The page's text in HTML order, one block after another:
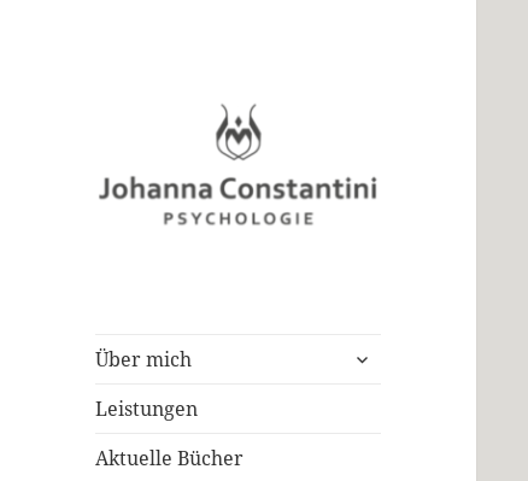
Über mich
untermenü
Leistungen
Aktuelle Bücher